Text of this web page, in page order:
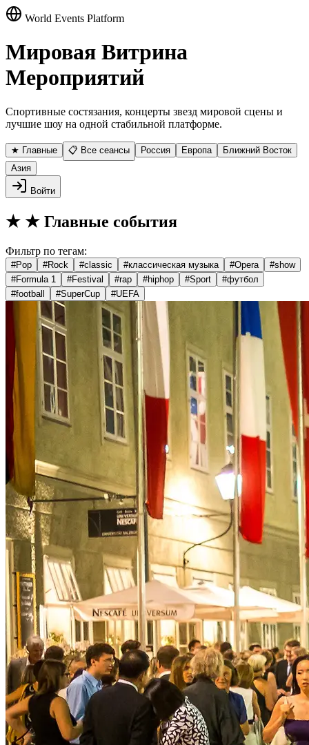
World Events Platform
Мировая Витрина
Мероприятий
Спортивные состязания, концерты звезд мировой сцены и
лучшие шоу на одной стабильной платформе.
★ Главные 📋 Все сеансы Россия Европа
Ближний Восток
Азия
Войти
★ ★ Главные события
Фильтр по тегам:
#Pop #Rock #classic #классическая музыка #Opera #show
#Formula 1 #Festival #rap #hiphop #Sport #футбол
#football #SuperCup #UEFA